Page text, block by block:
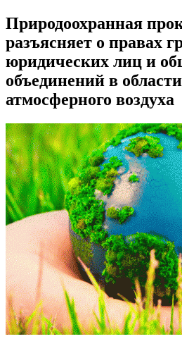
Природоохранная
разъясняет о правах
юридических лиц и
объединений в
атмосферного воздуха